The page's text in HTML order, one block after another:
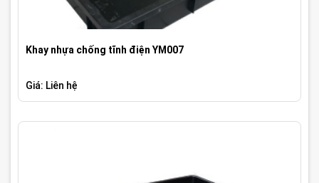
Khay nhựa chống tĩnh điện YM007
Giá: Liên hệ